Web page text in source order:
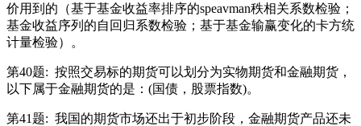
价用到的（基于基金收益率排序的speavman秩相关系数检验；
基金收益序列的自回归系数检验；基于基金输赢变化的卡方统
计量检验）。
第40题: 按照交易标的期货可以划分为实物期货和金融期货，
以下属于金融期货的是：(国债，股票指数)。
第41题: 我国的期货市场还出于初步阶段，金融期货产品还未